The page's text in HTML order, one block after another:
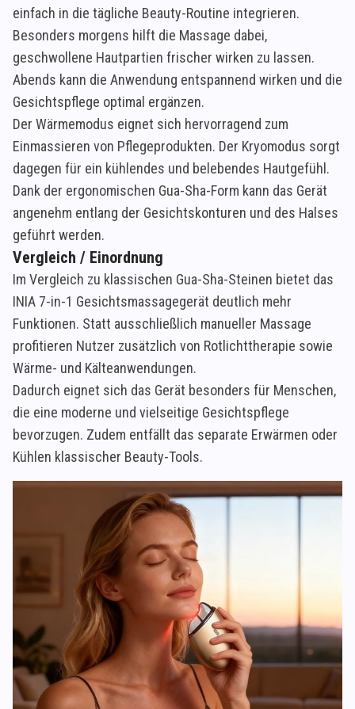
einfach in die tägliche Beauty-Routine integrieren.
Besonders morgens hilft die Massage dabei,
geschwollene Hautpartien frischer wirken zu lassen.
Abends kann die Anwendung entspannend wirken und die
Gesichtspflege optimal ergänzen.
Der Wärmemodus eignet sich hervorragend zum
Einmassieren von Pflegeprodukten. Der Kryomodus sorgt
dagegen für ein kühlendes und belebendes Hautgefühl.
Dank der ergonomischen Gua-Sha-Form kann das Gerät
angenehm entlang der Gesichtskonturen und des Halses
geführt werden.
Vergleich / Einordnung
Im Vergleich zu klassischen Gua-Sha-Steinen bietet das
INIA 7-in-1 Gesichtsmassagegerät deutlich mehr
Funktionen. Statt ausschließlich manueller Massage
profitieren Nutzer zusätzlich von Rotlichttherapie sowie
Wärme- und Kälteanwendungen.
Dadurch eignet sich das Gerät besonders für Menschen,
die eine moderne und vielseitige Gesichtspflege
bevorzugen. Zudem entfällt das separate Erwärmen oder
Kühlen klassischer Beauty-Tools.